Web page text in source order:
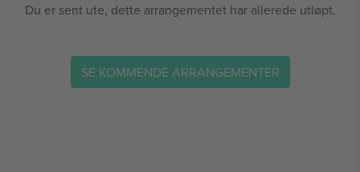
Du er sent ute, dette arrangementet har allerede utløpt.
SE KOMMENDE ARRANGEMENTER